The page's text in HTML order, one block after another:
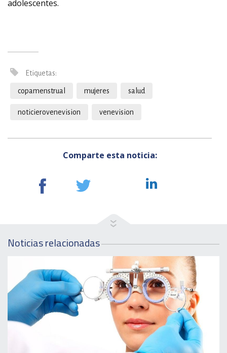
adolescentes.
Etiquetas:
copamenstrual mujeres salud
noticierovenevision venevision
Comparte esta noticia:
Noticias relacionadas